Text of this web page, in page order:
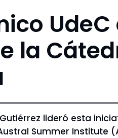
la
Gutiérrez lideró esta
Summer Institute